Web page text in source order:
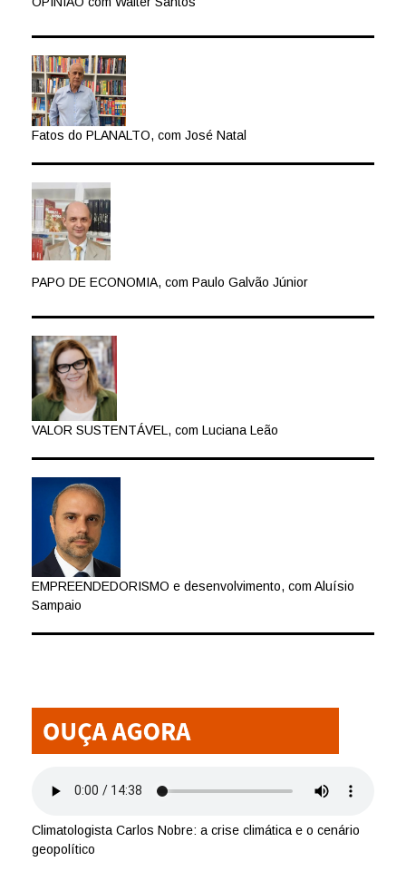
Fatos do PLANALTO, com José Natal
PAPO DE ECONOMIA, com Paulo Galvão Júnior
VALOR SUSTENTÁVEL, com Luciana Leão
EMPREENDEDORISMO e desenvolvimento, com Aluísio
Sampaio
Climatologista Carlos Nobre: a crise climática e o cenário
geopolítico